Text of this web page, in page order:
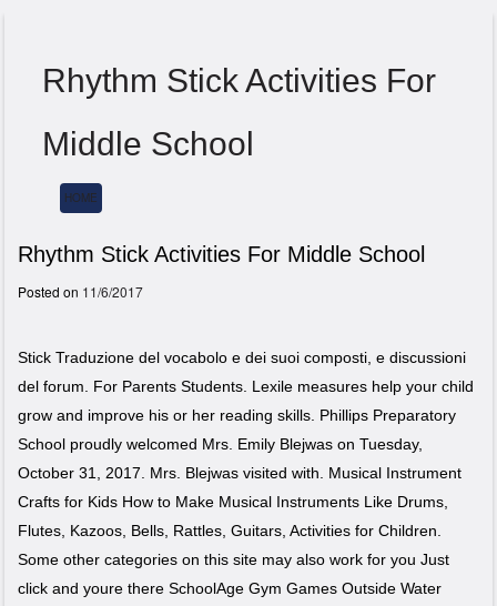
Rhythm Stick Activities For
Middle School
Menu
HOME
Rhythm Stick Activities For Middle School
Posted on 11/6/2017
Stick Traduzione del vocabolo e dei suoi composti, e discussioni
del forum. For Parents Students. Lexile measures help your child
grow and improve his or her reading skills. Phillips Preparatory
School proudly welcomed Mrs. Emily Blejwas on Tuesday,
October 31, 2017. Mrs. Blejwas visited with. Musical Instrument
Crafts for Kids How to Make Musical Instruments Like Drums,
Flutes, Kazoos, Bells, Rattles, Guitars, Activities for Children.
Some other categories on this site may also work for you Just
click and youre there SchoolAge Gym Games Outside Water